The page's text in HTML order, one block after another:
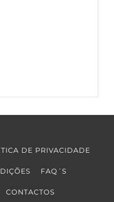
DE PRIVACIDADE
FAQ´S
CONTACTOS